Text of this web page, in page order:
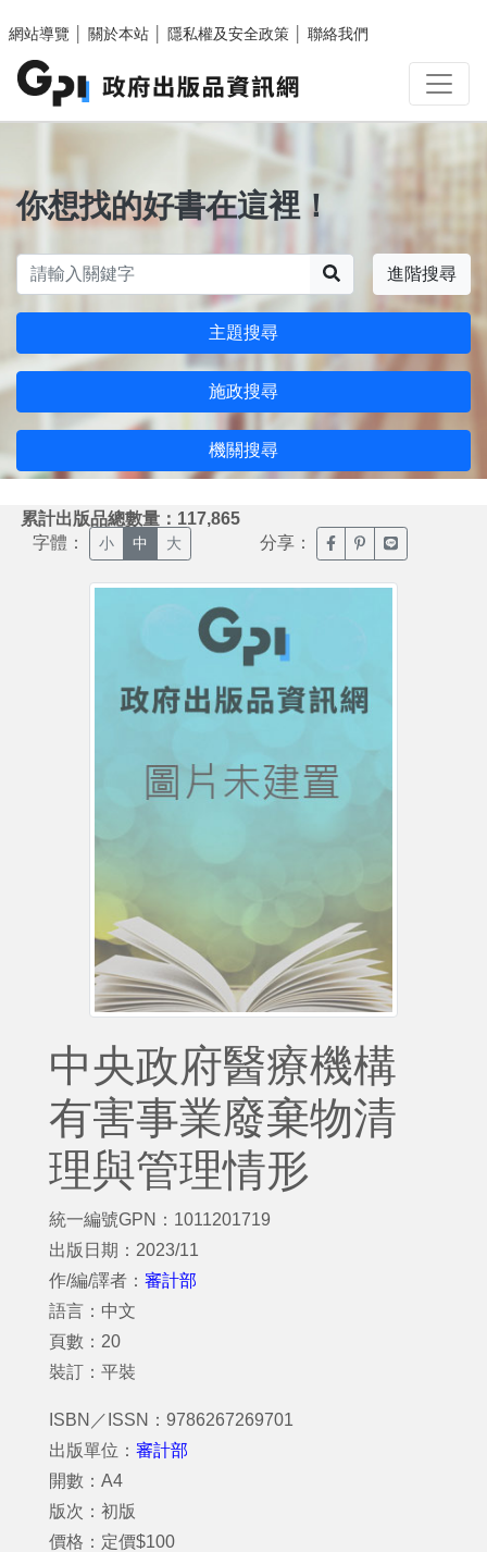
網站導覽
關於本站 隱私權及安全政策 聯絡我們
你想找的好書在這裡！
進階搜尋
主題搜尋
施政搜尋
機關搜尋
累計出版品總數量：117,865
字體： 小 中 大 分享： 臉書分享(另開新視窗)
噗浪分享(另開新
Line分享(另
中央政府醫療機構
有害事業廢棄物清
理與管理情形
統一編號GPN：1011201719
出版日期：2023/11
作/編/譯者： 審計部
語言：中文
頁數：20
裝訂：平裝
ISBN／ISSN：9786267269701
出版單位： 審計部
開數：A4
版次：初版
價格：定價$100